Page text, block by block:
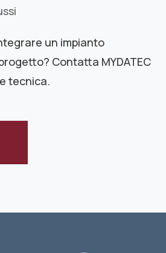
un impianto
Contatta MYDATEC
tecnica.